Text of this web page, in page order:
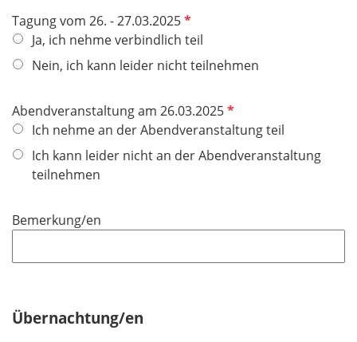
t
f
e
Tagung vom 26. - 27.03.2025P
f
h
t
f
Ja, ich nehme verbindlich teil
Nein, ich kann leider nicht teilnehmen
Abendveranstaltung am 26.03.2025P
f
e
Ich nehme an der Abendveranstaltung teil
Ich kann leider nicht an der Abendveranstaltung
teilnehmen
Bemerkung/en
Übernachtung/en